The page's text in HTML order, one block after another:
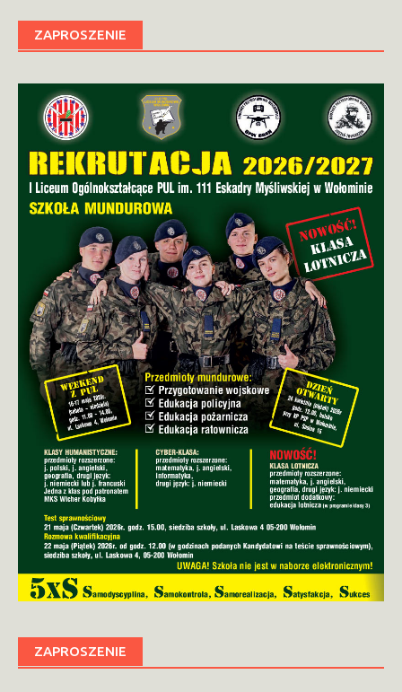
ZAPROSZENIE
ZAPROSZENIE